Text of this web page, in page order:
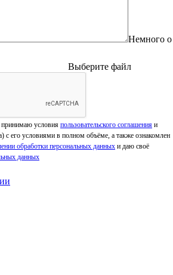
Немного о
Выберите файл
условия пользовательского соглашения и
с его условиями в полном объёме, а также ознакомлен
обработки персональных данных и даю своё
данных